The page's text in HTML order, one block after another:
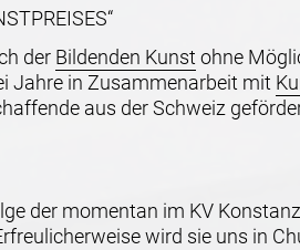
der Bildenden Kunst ohne
Jahre in Zusammenarbeit mit
aus der Schweiz
der momentan im KV
wird sie uns in